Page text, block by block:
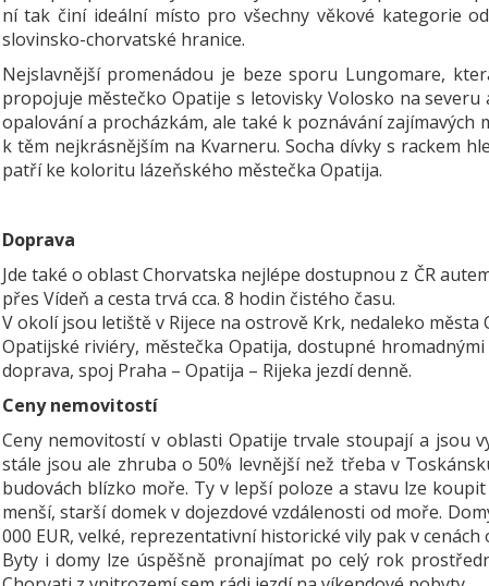
ní tak činí ideální místo pro všechny věkové kategorie
slovinsko-chorvatské hranice.
Nejslavnější promenádou je beze sporu Lungomare,
propojuje městečko Opatije s letovisky Volosko na
opalování a procházkám, ale také k poznávání
k těm nejkrásnějším na Kvarneru. Socha dívky s rackem
patří ke koloritu lázeňského městečka Opatija.
Doprava
Jde také o oblast Chorvatska nejlépe dostupnou z ČR
přes Vídeň a cesta trvá cca. 8 hodin čistého času.
V okolí jsou letiště v Rijece na ostrově Krk, nedaleko
Opatijské riviéry, městečka Opatija, dostupné
doprava, spoj Praha – Opatija – Rijeka jezdí denně.
Ceny nemovitostí
Ceny nemovitostí v oblasti Opatije trvale stoupají a jsou
stále jsou ale zhruba o 50% levnější než třeba v
budovách blízko moře. Ty v lepší poloze a stavu lze
menší, starší domek v dojezdové vzdálenosti od moře.
000 EUR, velké, reprezentativní historické vily pak v
Byty i domy lze úspěšně pronajímat po celý rok